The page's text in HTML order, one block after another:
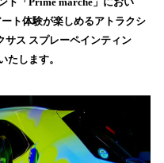
ト体験が楽しめるアトラクシ
サス スプレーペインティン
たします。